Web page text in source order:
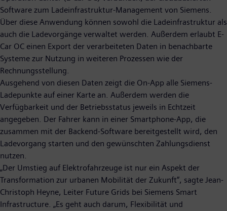
Software zum Ladeinfrastruktur-Management von Siemens.
Über diese Anwendung können sowohl die Ladeinfrastruktur als
auch die Ladevorgänge verwaltet werden. Außerdem erlaubt E-
Car OC einen Export der verarbeiteten Daten in benachbarte
Systeme zur Nutzung in weiteren Prozessen wie der
Rechnungsstellung.
Ausgehend von diesen Daten zeigt die On-App alle Siemens-
Ladepunkte auf einer Karte an. Außerdem werden die
Verfügbarkeit und der Betriebsstatus jeweils in Echtzeit
angegeben. Der Fahrer kann in einer Smartphone-App, die
zusammen mit der Backend-Software bereitgestellt wird, den
Ladevorgang starten und den gewünschten Zahlungsdienst
nutzen.
„Der Umstieg auf Elektrofahrzeuge ist nur ein Aspekt der
Transformation zur urbanen Mobilität der Zukunft“, sagte Jean-
Christoph Heyne, Leiter Future Grids bei Siemens Smart
Infrastructure. „Es geht auch darum, Flexibilität und